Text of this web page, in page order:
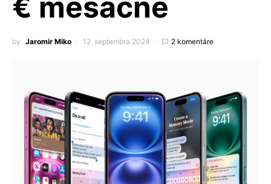
by Jaromir Miko 12. septembra 2024 2 komentáre